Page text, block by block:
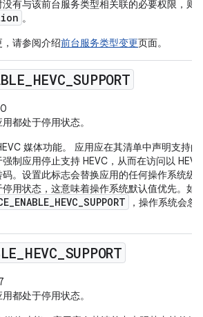
有与该前台服务类型相关联的必要权限，则
。
请参阅介绍前台服务类型变更页面。
HEVC _SUPPORT
用都处于停用状态。
媒体功能。 应用应在其清单中声明支持的
制应用停止支持 HEVC，从而在访问以
。设置此标志会替换应用的任何操作系统级
用状态，这意味着操作系统默认值优先。如
，操作系统会忽
HEVC SUPPORT
用都处于停用状态。